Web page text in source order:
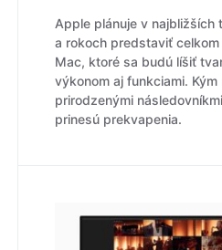
Apple plánuje v najbližších
a rokoch predstaviť
Mac, ktoré sa budú líšiť
výkonom aj funkciami.
prirodzenými
prinesú prekvapenia.